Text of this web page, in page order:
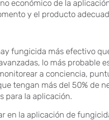
económico de la
y el producto
fungicida más efectivo
lo más probable
a conciencia,
tengan más del 50% de
para la aplicación.
en la aplicación de